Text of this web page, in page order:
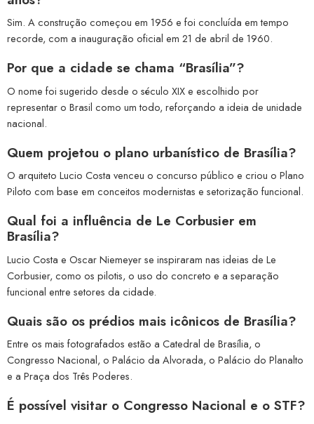
Sim. A construção começou em 1956 e foi concluída em tempo
recorde, com a inauguração oficial em 21 de abril de 1960.
Por que a cidade se chama “Brasília”?
O nome foi sugerido desde o século XIX e escolhido por
representar o Brasil como um todo, reforçando a ideia de unidade
nacional.
Quem projetou o plano urbanístico de Brasília?
O arquiteto Lucio Costa venceu o concurso público e criou o Plano
Piloto com base em conceitos modernistas e setorização funcional.
Qual foi a influência de Le Corbusier em
Brasília?
Lucio Costa e Oscar Niemeyer se inspiraram nas ideias de Le
Corbusier, como os pilotis, o uso do concreto e a separação
funcional entre setores da cidade.
Quais são os prédios mais icônicos de Brasília?
Entre os mais fotografados estão a Catedral de Brasília, o
Congresso Nacional, o Palácio da Alvorada, o Palácio do Planalto
e a Praça dos Três Poderes.
É possível visitar o Congresso Nacional e o STF?